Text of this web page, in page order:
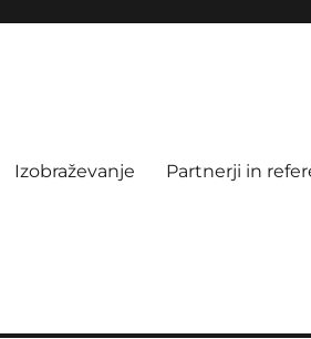
Izobraževanje Partnerji in